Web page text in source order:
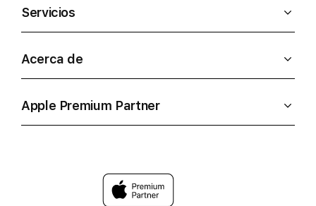
Servicios
Acerca de
Apple Premium Partner